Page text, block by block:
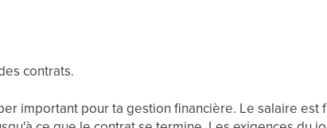
contrats.
important pour ta gestion financière. Le salaire est